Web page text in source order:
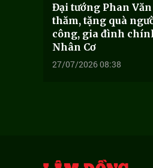
Đại tướng Phan
thăm, tặng quà
công, gia đình
Nhân Cơ
27/07/2026 08:38